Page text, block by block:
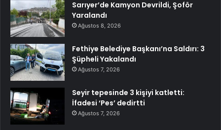
Sarıyer’de Kamyon Devrildi, Şoför
Yaralandı
Ağustos 8, 2026
Fethiye Belediye Başkanı’na Saldırı: 3
Şüpheli Yakalandı
Ağustos 7, 2026
Seyir tepesinde 3 kişiyi katletti:
İfadesi ‘Pes’ dedirtti
Ağustos 7, 2026